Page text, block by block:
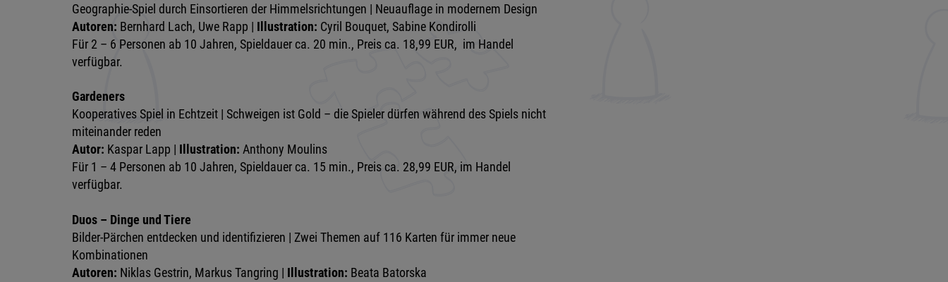
Geographie-Spiel durch Einsortieren der Himmelsrichtungen | Neuauflage in modernem Design
Autoren: Bernhard Lach, Uwe Rapp | Illustration: Cyril Bouquet, Sabine Kondirolli
Für 2 – 6 Personen ab 10 Jahren, Spieldauer ca. 20 min., Preis ca. 18,99 EUR, im Handel
verfügbar.
Gardeners
Kooperatives Spiel in Echtzeit | Schweigen ist Gold – die Spieler dürfen während des Spiels nicht
miteinander reden
Autor: Kaspar Lapp | Illustration: Anthony Moulins
Für 1 – 4 Personen ab 10 Jahren, Spieldauer ca. 15 min., Preis ca. 28,99 EUR, im Handel
verfügbar.
Duos – Dinge und Tiere
Bilder-Pärchen entdecken und identifizieren | Zwei Themen auf 116 Karten für immer neue
Kombinationen
Autoren: Niklas Gestrin, Markus Tangring | Illustration: Beata Batorska